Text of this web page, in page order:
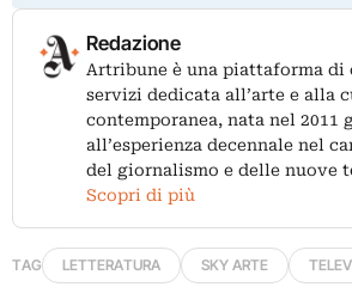
Redazione
Artribune è una piattaforma di
servizi dedicata all’arte e alla
contemporanea, nata nel 2011
all’esperienza decennale nel
del giornalismo e delle nuove
Scopri di più
TAG LETTERATURA SKY ARTE